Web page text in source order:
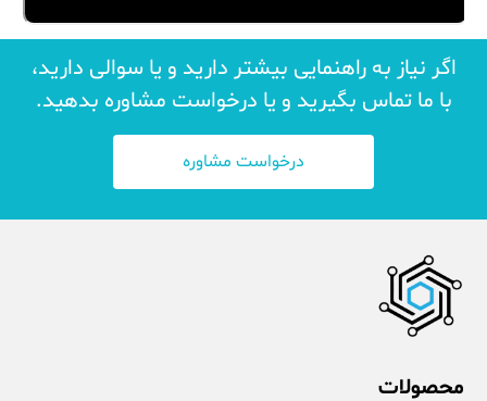
اگر نیاز به راهنمایی بیشتر دارید و یا سوالی دارید،
با ما تماس بگیرید و یا درخواست مشاوره بدهید.
درخواست مشاوره
محصولات